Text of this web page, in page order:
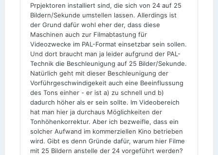
Prpjektoren installiert sind, die sich von 24 auf 25
Bildern/Sekunde umstellen lassen. Allerdings ist
der Grund dafür wohl eher der, dass diese
Maschinen auch zur Filmabtastung für
Videozwecke im PAL-Format einsetzbar sein sollen.
Und dort braucht man ja leider aufgrund der PAL-
Technik die Beschleunigung auf 25 Bilder/Sekunde.
Natürlich geht mit dieser Beschleunigung der
Vorführgeschwindigekeit auch eine Beeinflussung
des Tons einher - er ist a) zu schnell und b)
dadurch höher als er sein sollte. Im Videobereich
hat man hier ja durchaus Möglichkeiten der
Tonhöhenkorrektur. Aber ich bezweifle, dass ein
solcher Aufwand im kommerziellen Kino betrieben
wird. Gibt es denn Gründe dafür, warum hier Filme
mit 25 Bildern anstelle der 24 vorgeführt werden?